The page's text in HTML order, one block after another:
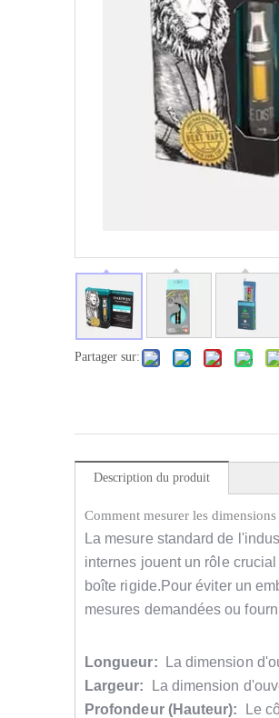
Partager sur:
Description du produit
Comment mesurer les
La mesure standard de
internes jouent un rôle
boîte rigide.Pour éviter un
mesures demandées ou
Longueur: La dimension
Largeur:
La dimension
Profondeur (Hauteur): Le